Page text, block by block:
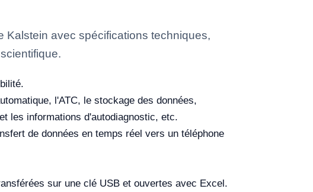
avec spécifications techniques,
l'ATC, le stockage des données,
les informations d'autodiagnostic, etc.
de données en temps réel vers un téléphone
sur une clé USB et ouvertes avec Excel.